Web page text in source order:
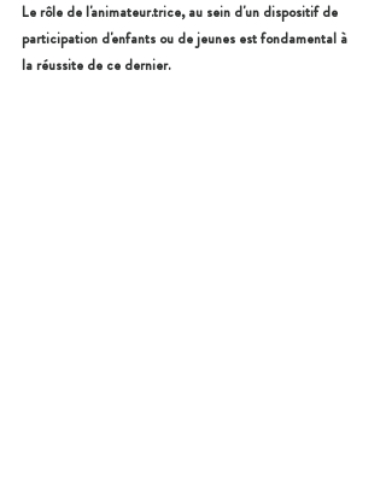
Le rôle de l'animateur.trice, au sein d'un dispositif de
participation d'enfants ou de jeunes est fondamental à
la réussite de ce dernier.